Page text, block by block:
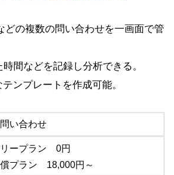
どの複数の問い合わせを一画面で管
間などを記録し分析できる。
ンプレートを作成可能。
い合わせ
ープラン 0円
プラン 18,000円～